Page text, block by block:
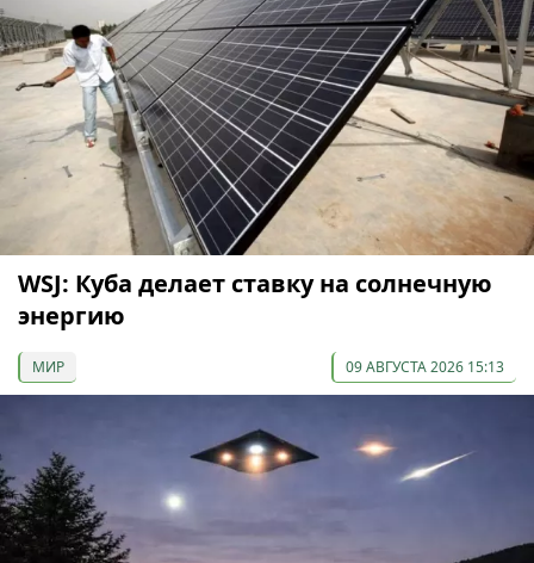
WSJ: Куба делает ставку на солнечную
энергию
МИР 09 АВГУСТА 2026 15:13